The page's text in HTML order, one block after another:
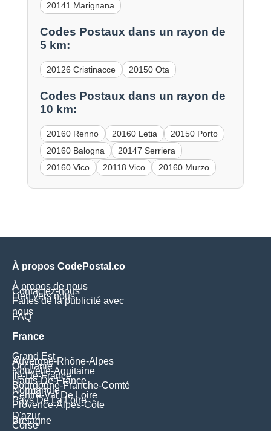
20141 Marignana
Codes Postaux dans un rayon de
5 km:
20126 Cristinacce 20150 Ota
Codes Postaux dans un rayon de
10 km:
20160 Renno 20160 Letia
20150 Porto
20160 Balogna
20147 Serriera
20160 Vico
20118 Vico 20160 Murzo
À propos CodePostal.co
À propos de nous
Contactez-nous
Lien vers nous
Faites de la publicité avec
nous
FAQ
France
Grand Est
Auvergne-Rhône-Alpes
Occitanie
Nouvelle-Aquitaine
Île-De-France
Hauts-De-France
Bourgogne-Franche-Comté
Normandie
Centre-Val De Loire
Pays De La Loire
Provence-Alpes-Côte
D'azur
Bretagne
Corse